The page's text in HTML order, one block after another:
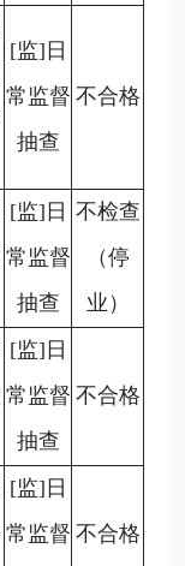
[监]日
常监督
抽查
不合格
[监]日
常监督
抽查
不检查
（停
业）
[监]日
常监督
抽查
不合格
[监]日
常监督 不合格